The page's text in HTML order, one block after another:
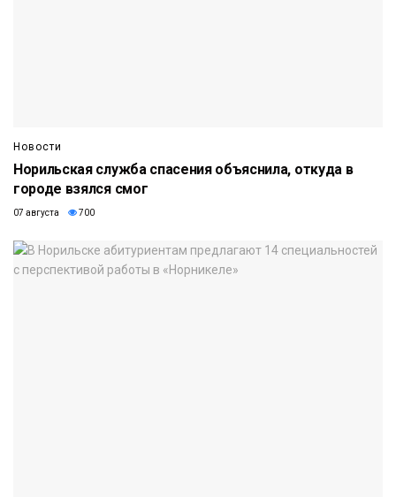
Новости
Норильская служба спасения объяснила, откуда в
городе взялся смог
07 августа 700